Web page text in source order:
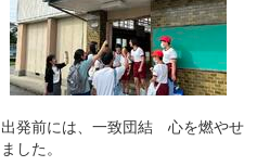
出発前には、一致団結 心を燃やせ
ました。